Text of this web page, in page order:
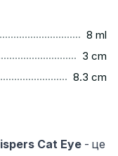
8 ml
3 cm
8.3 cm
Cat Eye - це